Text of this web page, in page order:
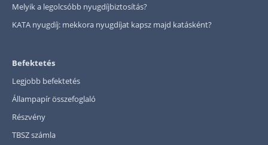
Melyik a legolcsóbb nyugdíjbiztosítás?
KATA nyugdíj: mekkora nyugdíjat kapsz majd katásként?
Befektetés
Legjobb befektetés
Állampapír összefoglaló
Részvény
TBSZ számla